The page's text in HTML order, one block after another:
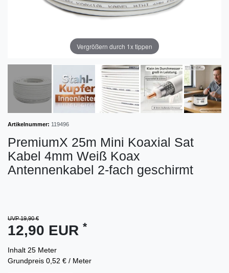
Vergrößern durch 1x tippen
Artikelnummer: 119496
PremiumX 25m Mini Koaxial Sat
Kabel 4mm Weiß Koax
Antennenkabel 2-fach geschirmt
UVP 19,90 €
12,90 EUR *
Inhalt 25 Meter
Grundpreis 0,52 € / Meter